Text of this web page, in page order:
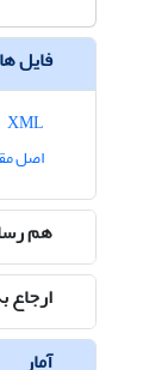
فایل ها
اصل
هم
ارجاع
آمار